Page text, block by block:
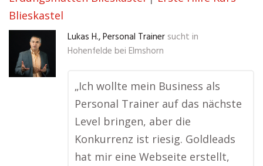
Blieskastel
Lukas H., Personal Trainer sucht in
Hohenfelde bei Elmshorn
„Ich wollte mein Business als
Personal Trainer auf das nächste
Level bringen, aber die
Konkurrenz ist riesig. Goldleads
hat mir eine Webseite erstellt,